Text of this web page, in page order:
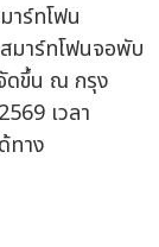
าร์ทโฟน
มาร์ทโฟนจอพับ
ดขึ้น ณ กรุง
เวลา
ทาง